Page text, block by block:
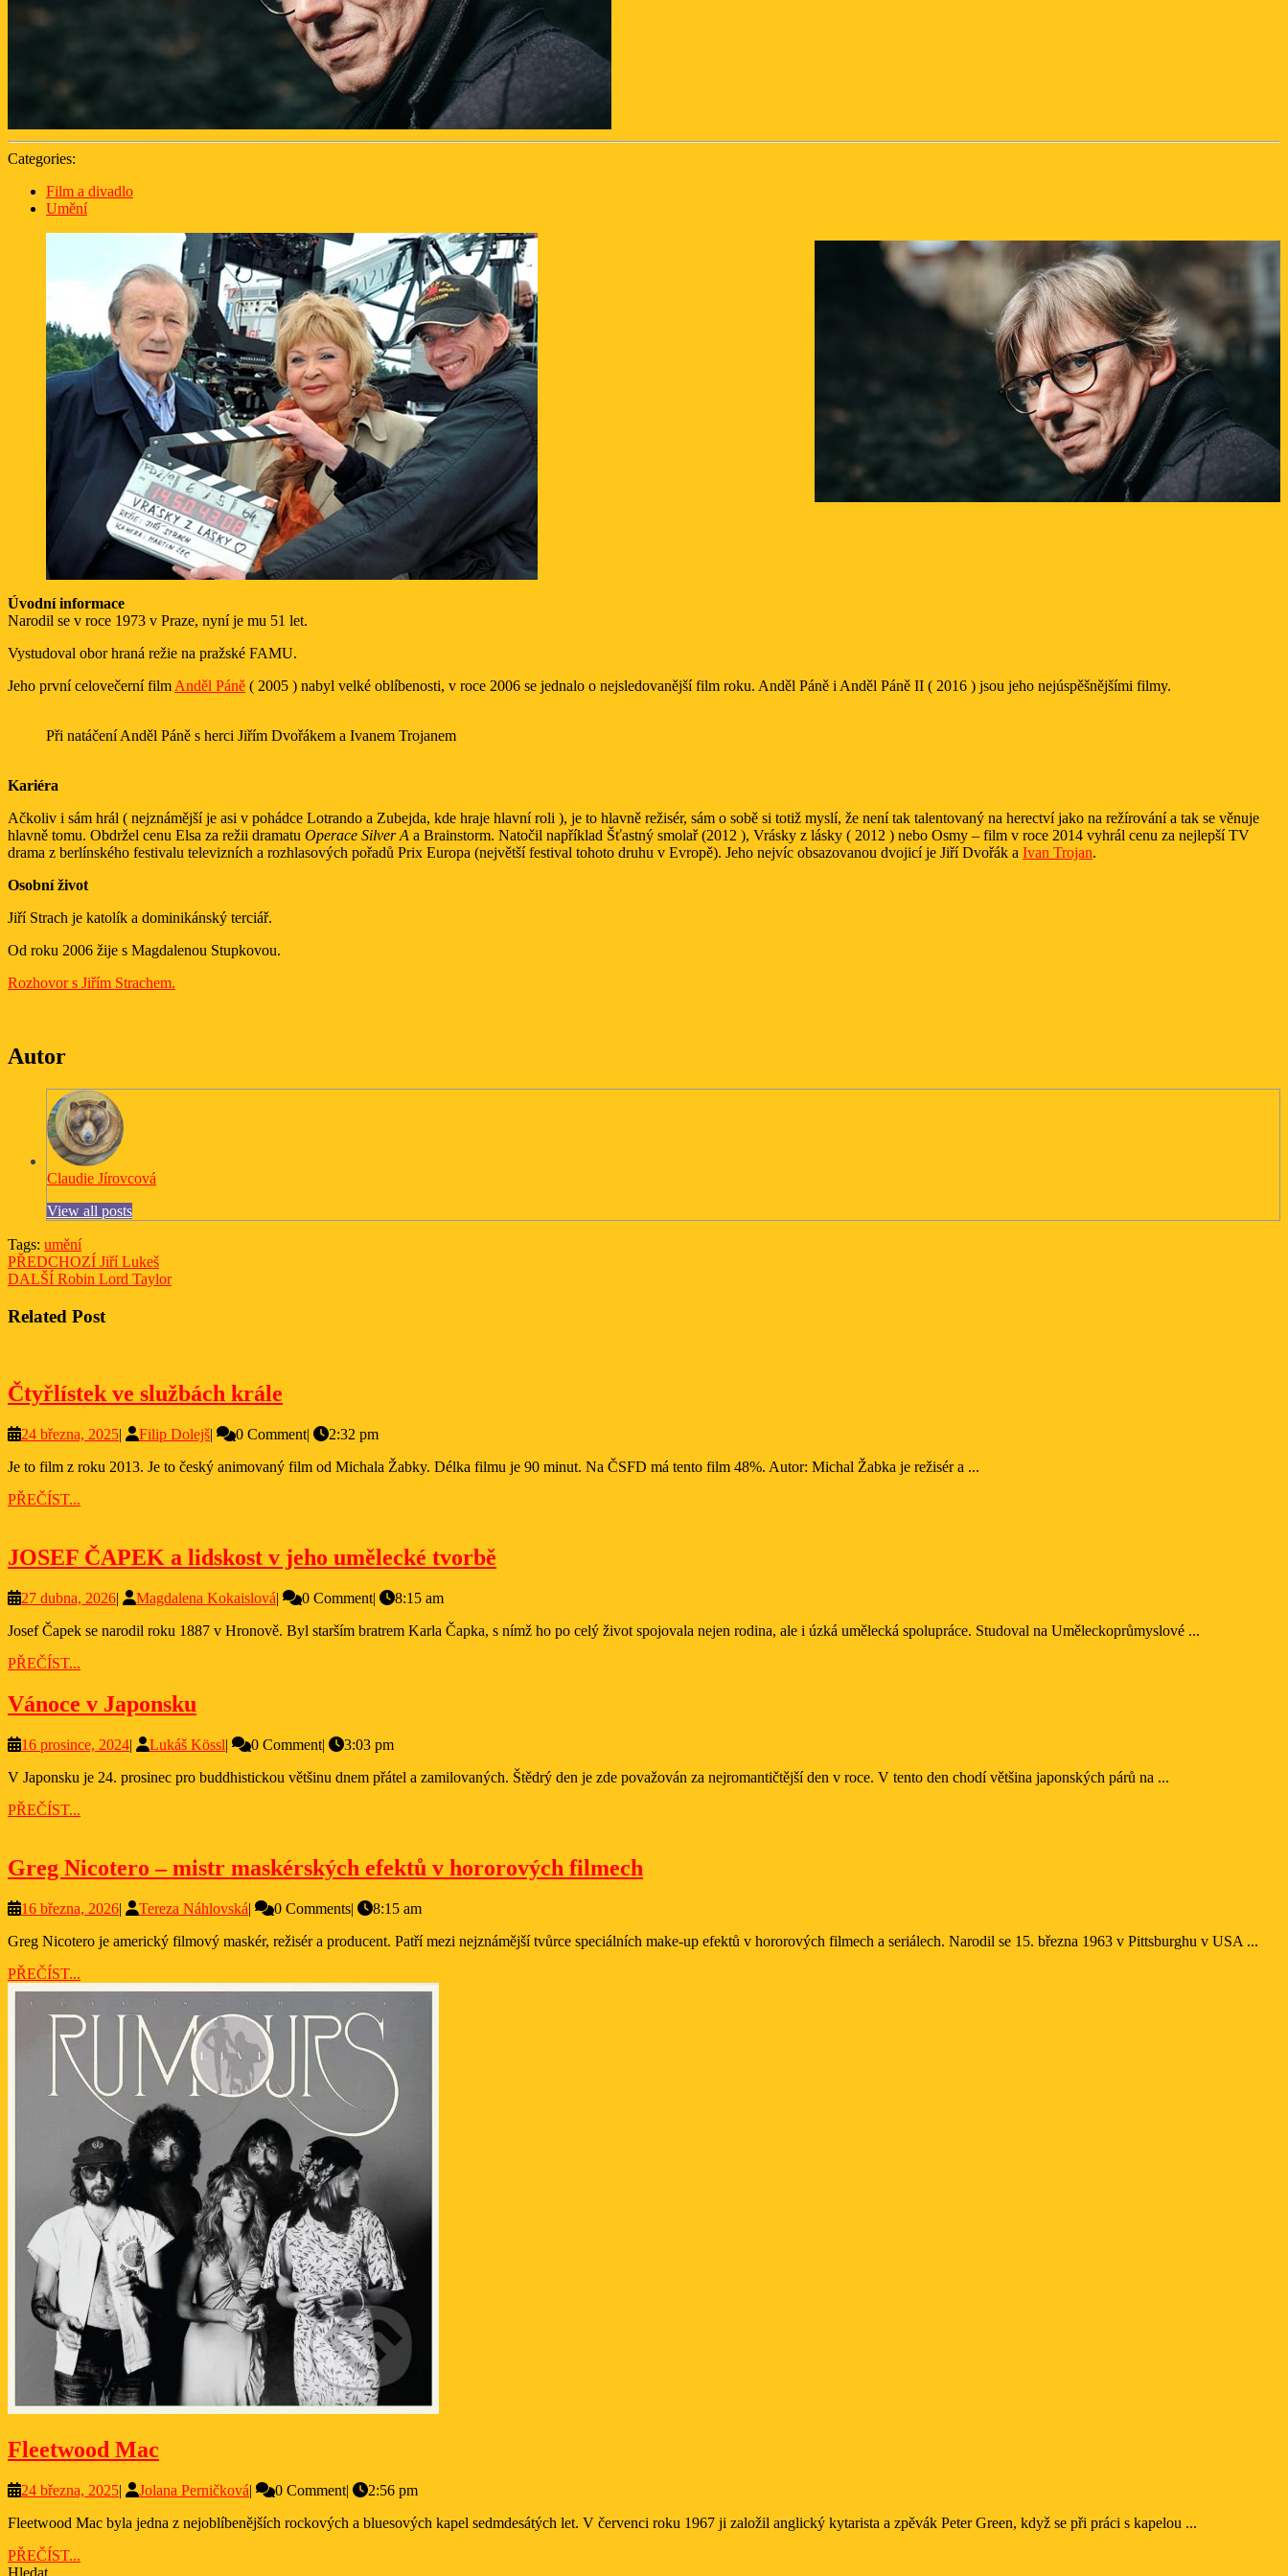
Categories:
Film a divadlo
Umění
Úvodní informace
Narodil se v roce 1973 v Praze, nyní je mu 51 let.
Vystudoval obor hraná režie na pražské FAMU.
Jeho první celovečerní film Anděl Páně ( 2005 ) nabyl velké oblíbenosti, v roce 2006 se jednalo o nejsledovanější film roku. Anděl Páně i Anděl Páně II ( 2016 ) jsou jeho nejúspěšnějšími filmy.
Při natáčení Anděl Páně s herci Jiřím Dvořákem a Ivanem Trojanem
Kariéra
Ačkoliv i sám hrál ( nejznámější je asi v pohádce Lotrando a Zubejda, kde hraje hlavní roli ), je to hlavně režisér, sám o sobě si totiž myslí, že není tak talentovaný na herectví jako na režírování a tak se věnuje
hlavně tomu. Obdržel cenu Elsa za režii dramatu Operace Silver A a Brainstorm. Natočil například Šťastný smolař (2012 ), Vrásky z lásky ( 2012 ) nebo Osmy – film v roce 2014 vyhrál cenu za nejlepší TV
drama z berlínského festivalu televizních a rozhlasových pořadů Prix Europa (největší festival tohoto druhu v Evropě). Jeho nejvíc obsazovanou dvojicí je Jiří Dvořák a Ivan Trojan.
Osobní život
Jiří Strach je katolík a dominikánský terciář.
Od roku 2006 žije s Magdalenou Stupkovou.
Rozhovor s Jiřím Strachem.
Autor
Claudie Jírovcová
View all posts
Tags: umění
Navigace
pro
příspěvek
PŘEDCHOZÍ Previous
post:
Jiří Lukeš
DALŠÍ Next
Robin Lord Taylor
Related Post
Čtyřlístek ve službách krále
službách
krále
24 března, 202524
2025
| Filip DolejšFilip
| 0 Comment|
2:32 pm
Je to film z roku 2013. Je to český animovaný film od Michala Žabky. Délka filmu je 90 minut. Na ČSFD má tento film 48%. Autor: Michal Žabka je režisér a ...
PŘEČÍST...
JOSEF ČAPEK a lidskost v jeho umělecké tvorbě
lidskost
27 dubna, 202627
2026
| Magdalena KokaislováMagdalena
| 0 Comment|
8:15 am
Josef Čapek se narodil roku 1887 v Hronově. Byl starším bratrem Karla Čapka, s nímž ho po celý život spojovala nejen rodina, ale i úzká umělecká spolupráce. Studoval na Uměleckoprůmyslové ...
PŘEČÍST...
Vánoce v Japonsku
Japonsku
16 prosince, 202416
2024
| Lukáš KösslLukáš
| 0 Comment|
3:03 pm
V Japonsku je 24. prosinec pro buddhistickou většinu dnem přátel a zamilovaných. Štědrý den je zde považován za nejromantičtější den v roce. V tento den chodí většina japonských párů na ...
PŘEČÍST...
Greg Nicotero – mistr maskérských efektů v hororových filmech
mistr
16 března, 202616
2026
| Tereza NáhlovskáTereza
| 0 Comments|
8:15 am
Greg Nicotero je americký filmový maskér, režisér a producent. Patří mezi nejznámější tvůrce speciálních make-up efektů v hororových filmech a seriálech. Narodil se 15. března 1963 v Pittsburghu v USA ...
PŘEČÍST...
Fleetwood Mac
24 března, 202524
2025
| Jolana PerničkováJolana
| 0 Comment|
2:56 pm
Fleetwood Mac byla jedna z nejoblíbenějších rockových a bluesových kapel sedmdesátých let. V červenci roku 1967 ji založil anglický kytarista a zpěvák Peter Green, když se při práci s kapelou ...
PŘEČÍST...
Hledat